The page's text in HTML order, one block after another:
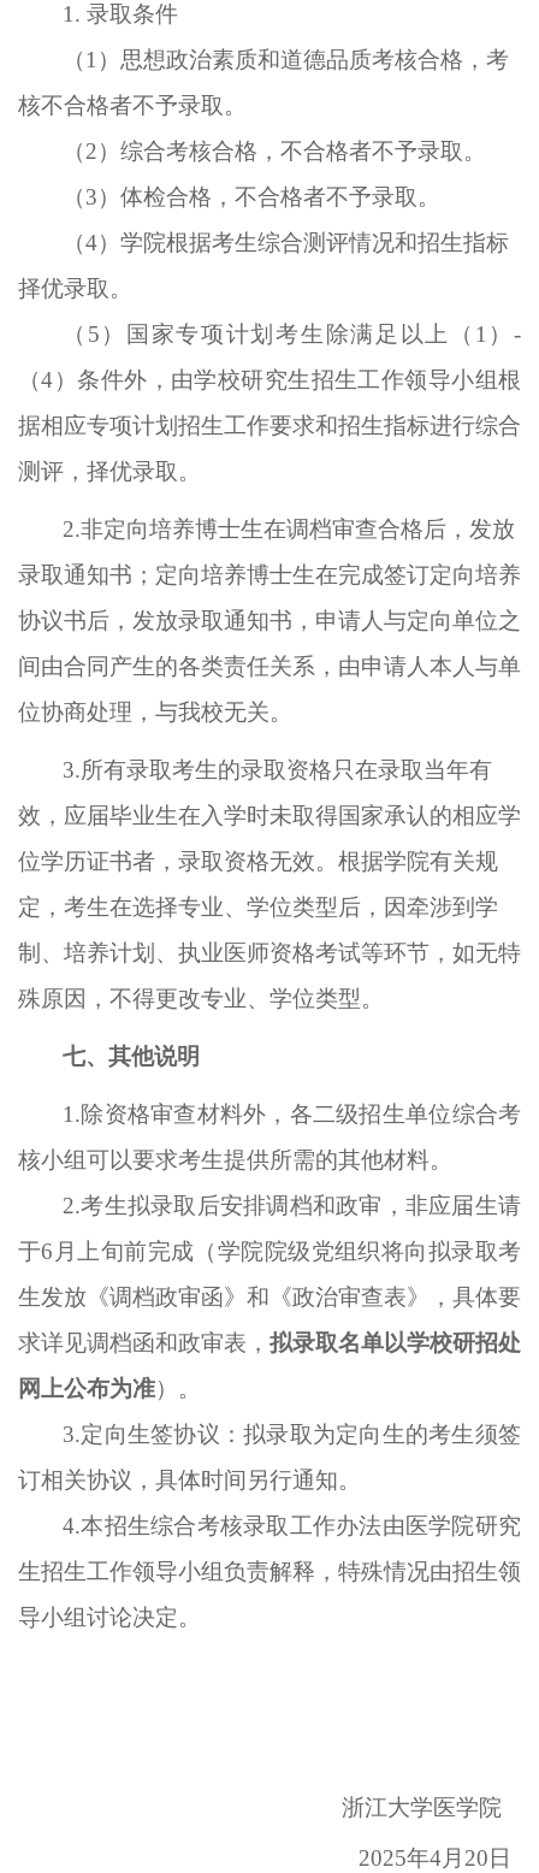
1. 录取条件
（1）思想政治素质和道德品质考核合格，考
核不合格者不予录取。
（2）综合考核合格，不合格者不予录取。
（3）体检合格，不合格者不予录取。
（4）学院根据考生综合测评情况和招生指标
择优录取。
（ 5）国家专项计划考生除满足以上（1）-
（4）条件外，由学校研究生招生工作领导小组根
据相应专项计划招生工作要求和招生指标进行综合
测评，择优录取。
2.非定向培养博士生在调档审查合格后，发放
录取通知书；定向培养博士生在完成签订定向培养
协议书后，发放录取通知书，申请人与定向单位之
间由合同产生的各类责任关系，由申请人本人与单
位协商处理，与我校无关。
3.所有录取考生的录取资格只在录取当年有
效 ，应届毕业生在入学时未取得国家承认的相应学
位学历证书者，录取资格无效。根据学院有关规
定，考生在选择专业、学位类型后，因牵涉到学
制、培养计划、执业医师资格考试等环节，如无特
殊原因，不得更改专业、学位类型。
七、其他说明
1.除资格审查材料外，各二级招生单位综合考
核小组可以要求考生提供所需的其他材料。
2.考生拟录取后安排调档和政审，非应届生请
于6月上旬前完成（学院院级党组织将向拟录取考
生发放《调档政审函》和《政治审查表》
， 具体要
求详见调档函和政审表， 拟录取名单以学校研招处
网上公布为准）。
3.定向生签协议：拟录取为定向生的考生须签
订相关协议，具体时间另行通知。
4.本招生综合考核录取工作办法由医学院研究
生招生工作领导小组负责解释，特殊情况由招生领
导小组讨论决定。
浙江大学医学院
2025年4月 20 日